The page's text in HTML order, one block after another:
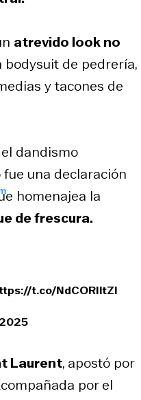
atrevido look no
bodysuit de pedrería,
y tacones de
dandismo
una declaración
homenajea la
de frescura.
t.co/NdCORIltZI
Laurent, apostó por
por el